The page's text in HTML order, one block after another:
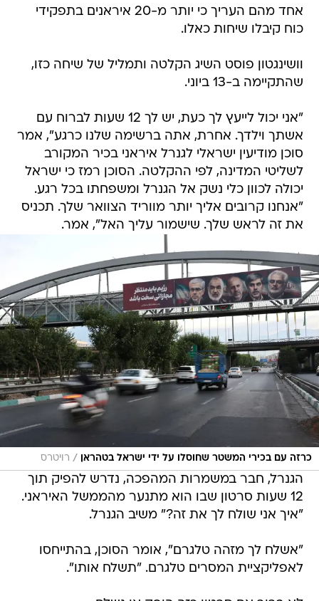
אחד מהם העריך כי יותר מ-20 איראנים בתפקידי
כוח קיבלו שיחות כאלו.
וושינגטון פוסט השיג הקלטה ותמליל של שיחה כזו,
שהתקיימה ב-13 ביוני.
"אני יכול לייעץ לך כעת, יש לך 12 שעות לברוח עם
אשתך וילדך. אחרת, אתה ברשימה שלנו כרגע", אמר
סוכן מודיעין ישראלי לגנרל איראני בכיר המקורב
לשליטי המדינה, לפי ההקלטה. הסוכן רמז כי ישראל
יכולה לכוון כלי נשק אל הגנרל ומשפחתו בכל רגע.
"אנחנו קרובים אליך יותר מווריד הצוואר שלך. תכניס
את זה לראש שלך. שישמור עליך האל", אמר.
כרזה עם בכירי המשטר שחוסלו על ידי ישראל בטהראן / רויטרס
הגנרל, חבר במשמרות המהפכה, נדרש להפיק תוך
12 שעות סרטון שבו הוא מתנער מהממשל האיראני.
"איך אני שולח לך את זה?" משיב הגנרל.
"אשלח לך מזהה טלגרם", אומר הסוכן, בהתייחסו
לאפליקציית המסרים טלגרם. "תשלח אותו".